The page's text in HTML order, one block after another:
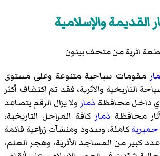
القديمة والإسلامية
اثرية من متحف بينون
مقومات سياحية متنوعة وعلى مستوى
التاريخية والأثرية، فقد تم اكتشاف أكثر
ذمار ولا يزال الرقم يتصاعد
محافظة ذمار كافة المراحل التاريخية،
حميريةكاملة، وسدود ومنشآت زراعية قائمة
عدد كبير من المساجد الأثرية، وهجر العلم،